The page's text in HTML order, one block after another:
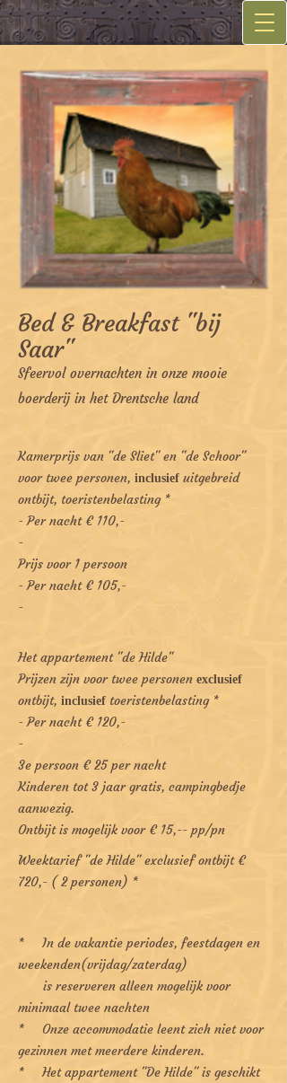
Bed & Breakfast "bij
Saar"
Sfeervol overnachten in onze mooie
boerderij in het Drentsche land
Kamerprijs van "de Sliet" en "de Schoor"
voor twee personen, inclusief uitgebreid
ontbijt, toeristenbelasting *
- Per nacht € 110,-
-
Prijs voor 1 persoon
- Per nacht € 105,-
-
Het appartement "de Hilde"
Prijzen zijn voor twee personen exclusief
ontbijt, inclusief toeristenbelasting *
- Per nacht € 120,-
-
3e persoon € 25 per nacht
Kinderen tot 3 jaar gratis, campingbedje
aanwezig.
Ontbijt is mogelijk voor € 15,-- pp/pn
Weektarief "de Hilde" exclusief ontbijt €
720,- ( 2 personen) *
* In de vakantie periodes, feestdagen en
weekenden(vrijdag/zaterdag)
is reserveren alleen mogelijk voor
minimaal twee nachten
* Onze accommodatie leent zich niet voor
gezinnen met meerdere kinderen.
* Het appartement "De Hilde" is geschikt